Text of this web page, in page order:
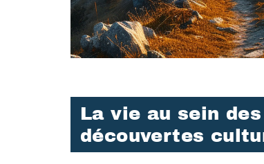
La vie au sein
découvertes